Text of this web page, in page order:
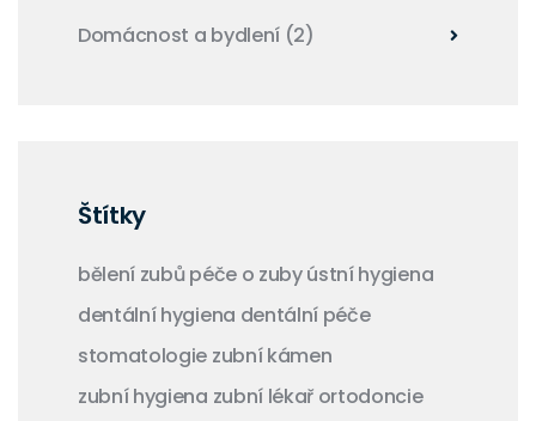
Domácnost a bydlení (2)
Štítky
bělení zubů péče o zubyústní hygiena
dentální hygiena dentální péče
stomatologie zubní kámen
zubní hygiena zubní lékař ortodoncie